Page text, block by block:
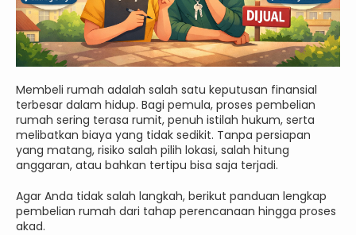
Membeli rumah adalah salah satu keputusan finansial
terbesar dalam hidup. Bagi pemula, proses pembelian
rumah sering terasa rumit, penuh istilah hukum, serta
melibatkan biaya yang tidak sedikit. Tanpa persiapan
yang matang, risiko salah pilih lokasi, salah hitung
anggaran, atau bahkan tertipu bisa saja terjadi.
Agar Anda tidak salah langkah, berikut panduan lengkap
pembelian rumah dari tahap perencanaan hingga proses
akad.